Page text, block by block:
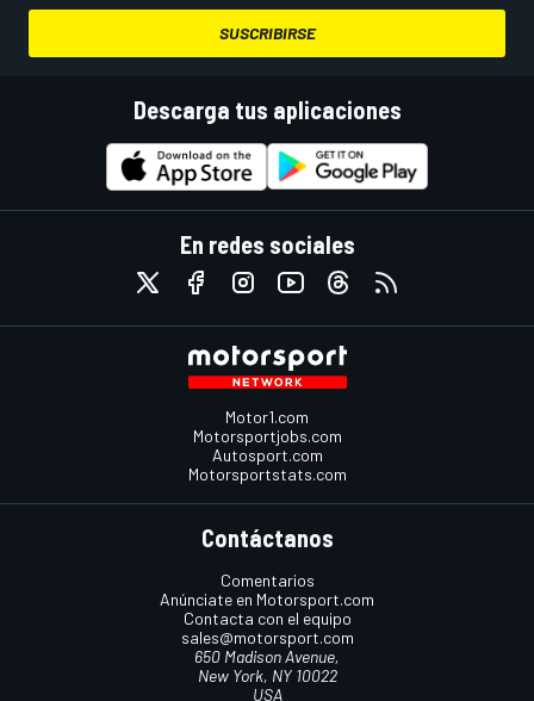
SUSCRIBIRSE
Descarga tus aplicaciones
En redes sociales
Motor1.com
Motorsportjobs.com
Autosport.com
Motorsportstats.com
Contáctanos
Comentarios
Anúnciate en Motorsport.com
Contacta con el equipo
sales@motorsport.com
650 Madison Avenue,
New York, NY 10022
USA